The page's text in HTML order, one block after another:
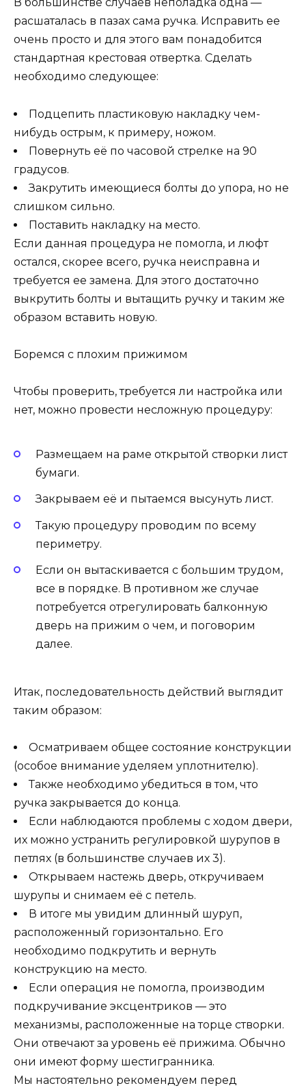
В большинстве случаев неполадка одна —
расшаталась в пазах сама ручка. Исправить ее
очень просто и для этого вам понадобится
стандартная крестовая отвертка. Сделать
необходимо следующее:
Подцепить пластиковую накладку чем-
нибудь острым, к примеру, ножом.
Повернуть её по часовой стрелке на 90
градусов.
Закрутить имеющиеся болты до упора, но не
слишком сильно.
Поставить накладку на место.
Если данная процедура не помогла, и люфт
остался, скорее всего, ручка неисправна и
требуется ее замена. Для этого достаточно
выкрутить болты и вытащить ручку и таким же
образом вставить новую.
Боремся с плохим прижимом
Чтобы проверить, требуется ли настройка или
нет, можно провести несложную процедуру:
Размещаем на раме открытой створки лист
бумаги.
Закрываем её и пытаемся высунуть лист.
Такую процедуру проводим по всему
периметру.
Если он вытаскивается с большим трудом,
все в порядке. В противном же случае
потребуется отрегулировать балконную
дверь на прижим о чем, и поговорим
далее.
Итак, последовательность действий выглядит
таким образом:
Осматриваем общее состояние конструкции
(особое внимание уделяем уплотнителю).
Также необходимо убедиться в том, что
ручка закрывается до конца.
Если наблюдаются проблемы с ходом двери,
их можно устранить регулировкой шурупов в
петлях (в большинстве случаев их 3).
Открываем настежь дверь, откручиваем
шурупы и снимаем её с петель.
В итоге мы увидим длинный шуруп,
расположенный горизонтально. Его
необходимо подкрутить и вернуть
конструкцию на место.
Если операция не помогла, производим
подкручивание эксцентриков — это
механизмы, расположенные на торце створки.
Они отвечают за уровень её прижима. Обычно
они имеют форму шестигранника.
Мы настоятельно рекомендуем перед